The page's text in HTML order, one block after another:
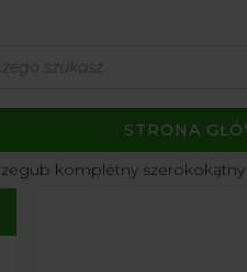
STRONA
kompletny szerokokątny